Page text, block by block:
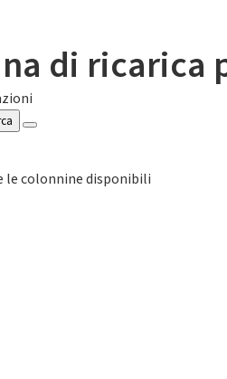
di ricarica
le colonnine disponibili